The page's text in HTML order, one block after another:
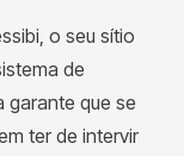
o seu sítio
de
que se
ter de intervir